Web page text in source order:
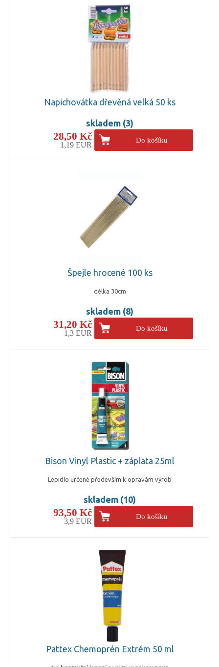
Napichovátka dřevěná velká 50 ks
skladem (3)
28,50 Kč
1,19 EUR
Do košíku
Špejle hrocené 100 ks
délka 30cm
skladem (8)
31,20 Kč
1,3 EUR
Do košíku
Bison Vinyl Plastic + záplata 25ml
Lepidlo určené především k opravám výrob
skladem (10)
93,50 Kč
3,9 EUR
Do košíku
Pattex Chemoprén Extrém 50 ml